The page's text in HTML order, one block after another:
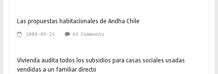
Las propuestas habitacionales de Andha Chile
2009-06-26 48 Comments
Vivienda audita todos los subsidios para casas sociales usadas
vendidas a un familiar directo